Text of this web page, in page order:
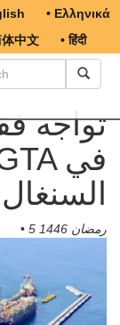
• Ελληνικά
体中文 • हिंदी
• 5 رمضان 1446